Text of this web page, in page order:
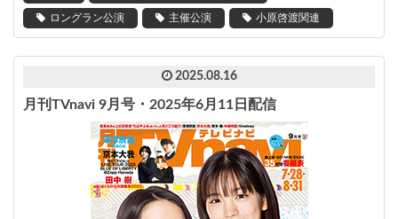
ロングラン公演 主催公演 小原啓渡関連
2025.08.16
月刊TVnavi 9月号・2025年6月11日配信